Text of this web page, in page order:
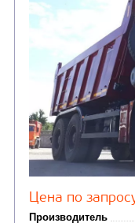
Экологический
Вместимость
Направление
Колесная